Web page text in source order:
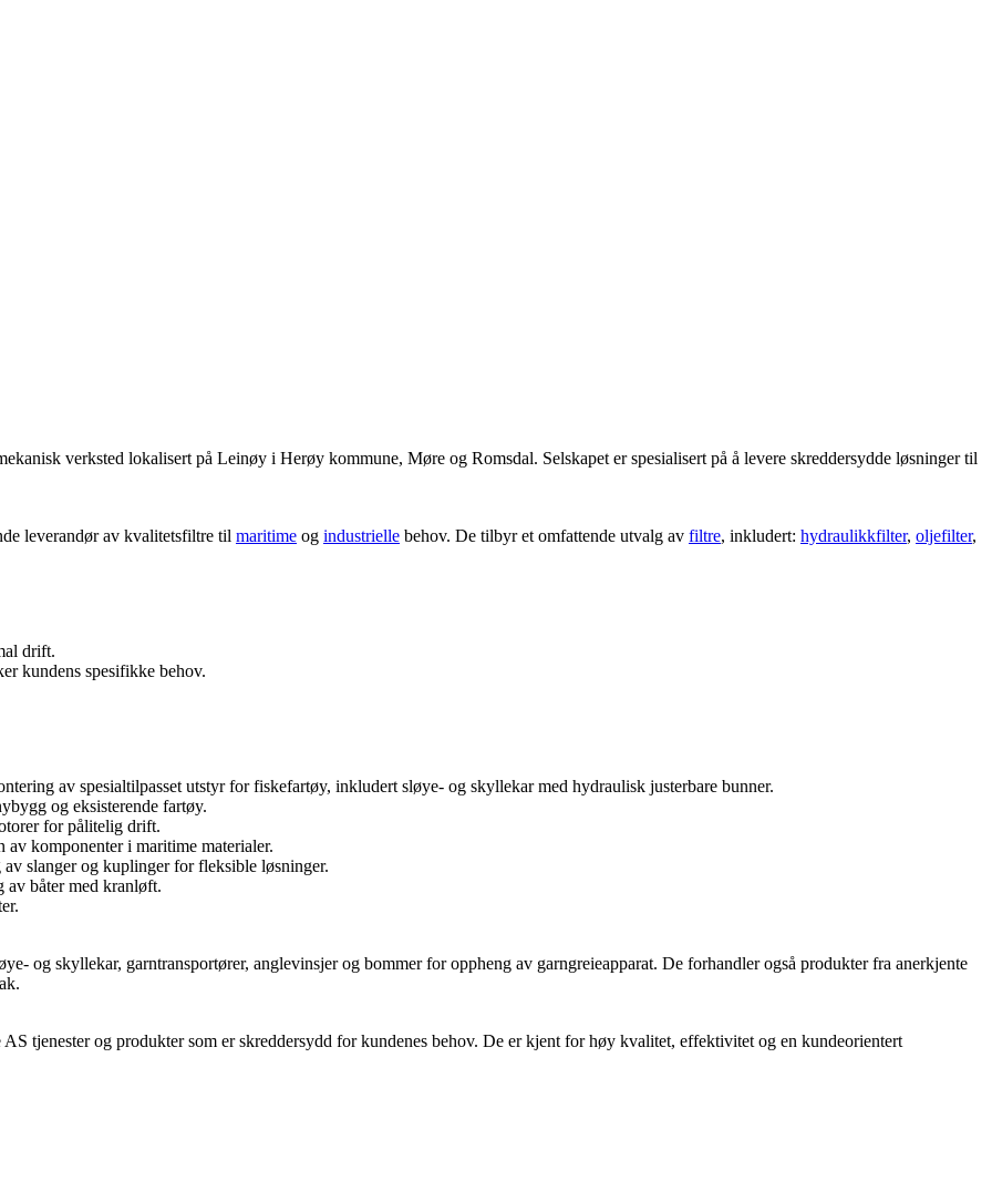
verksted lokalisert på Leinøy i Herøy kommune, Møre og Romsdal. Selskapet er spesialisert på å levere skreddersydde løsninger til
leverandør av kvalitetsfiltre til maritime og industrielle behov. De tilbyr et omfattende utvalg av filtre, inkludert: hydraulikkfilter, oljefilter,
drift.
kundens spesifikke behov.
av spesialtilpasset utstyr for fiskefartøy, inkludert sløye- og skyllekar med hydraulisk justerbare bunner.
og eksisterende fartøy.
for pålitelig drift.
av komponenter i maritime materialer.
slanger og kuplinger for fleksible løsninger.
båter med kranløft.
og skyllekar, garntransportører, anglevinsjer og bommer for oppheng av garngreieapparat. De forhandler også produkter fra anerkjente
tjenester og produkter som er skreddersydd for kundenes behov. De er kjent for høy kvalitet, effektivitet og en kundeorientert